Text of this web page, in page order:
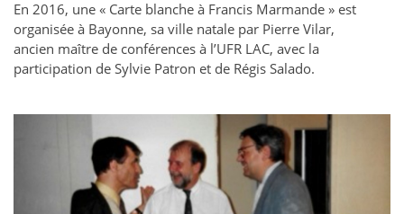
En 2016, une « Carte blanche à Francis Marmande » est
organisée à Bayonne, sa ville natale par Pierre Vilar,
ancien maître de conférences à l’UFR LAC, avec la
participation de Sylvie Patron et de Régis Salado.